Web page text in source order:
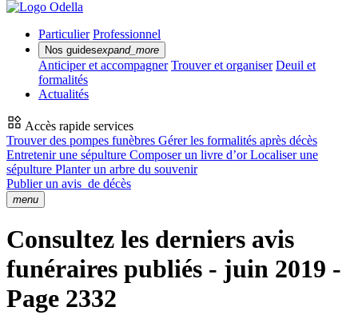
Particulier Professionnel
Nos guidesexpand_more
Anticiper et accompagner Trouver et organiser Deuil et
formalités
Actualités
Accès rapide services
Trouver des pompes funèbres Gérer les formalités après décès
Entretenir une sépulture Composer un livre d’orLocaliser une
sépulture Planter un arbre du souvenir
Publier un avis de décès
menu
Consultez les derniers avis
funéraires publiés - juin 2019 -
Page 2332